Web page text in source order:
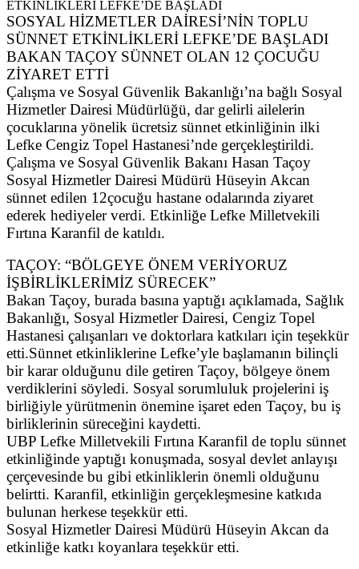
SOSYAL HİZMETLER DAİRESİ’NİN TOPLU
SÜNNET ETKİNLİKLERİ LEFKE’DE BAŞLADI
BAKAN TAÇOY SÜNNET OLAN 12 ÇOCUĞU
ZİYARET ETTİ
Çalışma ve Sosyal Güvenlik Bakanlığı’na bağlı Sosyal
Hizmetler Dairesi Müdürlüğü, dar gelirli ailelerin
çocuklarına yönelik ücretsiz sünnet etkinliğinin ilki
Lefke Cengiz Topel Hastanesi’nde gerçekleştirildi.
Çalışma ve Sosyal Güvenlik Bakanı Hasan Taçoy
Sosyal Hizmetler Dairesi Müdürü Hüseyin Akcan
sünnet edilen 12çocuğu hastane odalarında ziyaret
ederek hediyeler verdi. Etkinliğe Lefke Milletvekili
Fırtına Karanfil de katıldı.
TAÇOY: “BÖLGEYE ÖNEM VERİYORUZ
İŞBİRLİKLERİMİZ SÜRECEK”
Bakan Taçoy, burada basına yaptığı açıklamada, Sağlık
Bakanlığı, Sosyal Hizmetler Dairesi, Cengiz Topel
Hastanesi çalışanları ve doktorlara katkıları için teşekkür
etti.Sünnet etkinliklerine Lefke’yle başlamanın bilinçli
bir karar olduğunu dile getiren Taçoy, bölgeye önem
verdiklerini söyledi. Sosyal sorumluluk projelerini iş
birliğiyle yürütmenin önemine işaret eden Taçoy, bu iş
birliklerinin süreceğini kaydetti.
UBP Lefke Milletvekili Fırtına Karanfil de toplu sünnet
etkinliğinde yaptığı konuşmada, sosyal devlet anlayışı
çerçevesinde bu gibi etkinliklerin önemli olduğunu
belirtti. Karanfil, etkinliğin gerçekleşmesine katkıda
bulunan herkese teşekkür etti.
Sosyal Hizmetler Dairesi Müdürü Hüseyin Akcan da
etkinliğe katkı koyanlara teşekkür etti.